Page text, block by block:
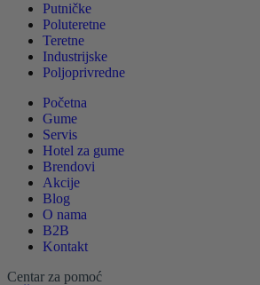
Putničke
Poluteretne
Teretne
Industrijske
Poljoprivredne
Početna
Gume
Servis
Hotel za gume
Brendovi
Akcije
Blog
O nama
B2B
Kontakt
Centar za pomoć